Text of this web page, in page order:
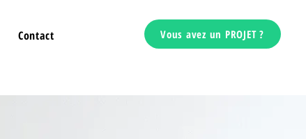
Contact Vous avez un PROJET ?